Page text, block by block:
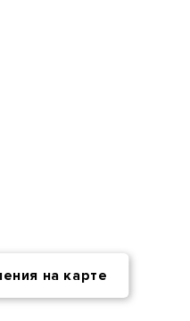
на карте